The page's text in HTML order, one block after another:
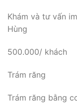
Khám và tư vấn
Hùng
500.000/ khách
Trám răng
Trám răng bằng